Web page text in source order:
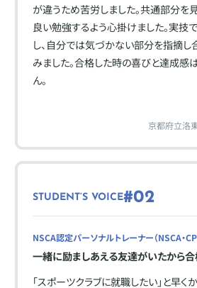
が違うため苦労しました。共通部分を
良い勉強するよう心掛けました。実技
し、自分では気づかない部分を指摘
みました。合格した時の喜びと達成感
ん。
京都府立洛
STUDENT’S VOICE#02
NSCA認定パーソナルトレーナー（NSCA・
一緒に励ましあえる友達がいたから合
「スポーツクラブに就職したい」と早く